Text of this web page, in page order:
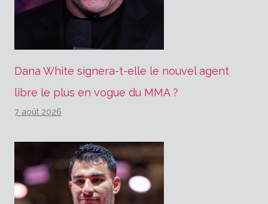
Dana White signera-t-elle le nouvel agent
libre le plus en vogue du MMA ?
7 août 2026